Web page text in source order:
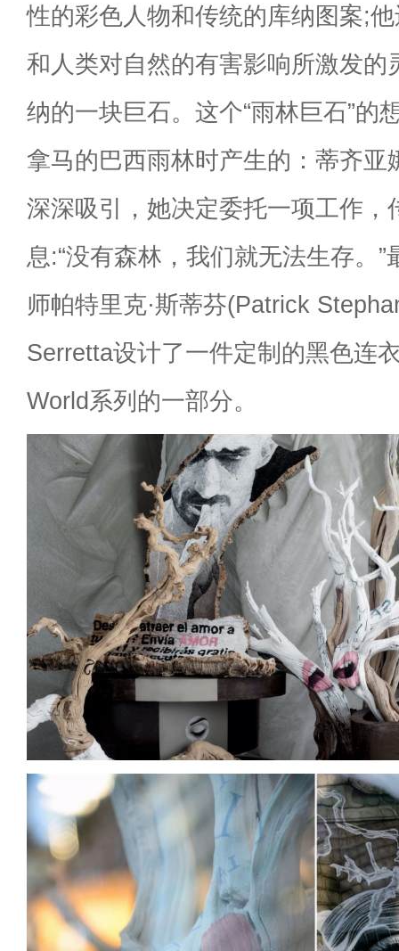
性的彩色人物和传统的库纳图案;
和人类对自然的有害影响所激发的
纳的一块巨石。这个“雨林巨石”的
拿马的巴西雨林时产生的：蒂齐亚
深深吸引，她决定委托一项工作，
息:“没有森林，我们就无法生存。
师帕特里克·斯蒂芬(Patrick
Serretta设计了一件定制的黑色连
World系列的一部分。